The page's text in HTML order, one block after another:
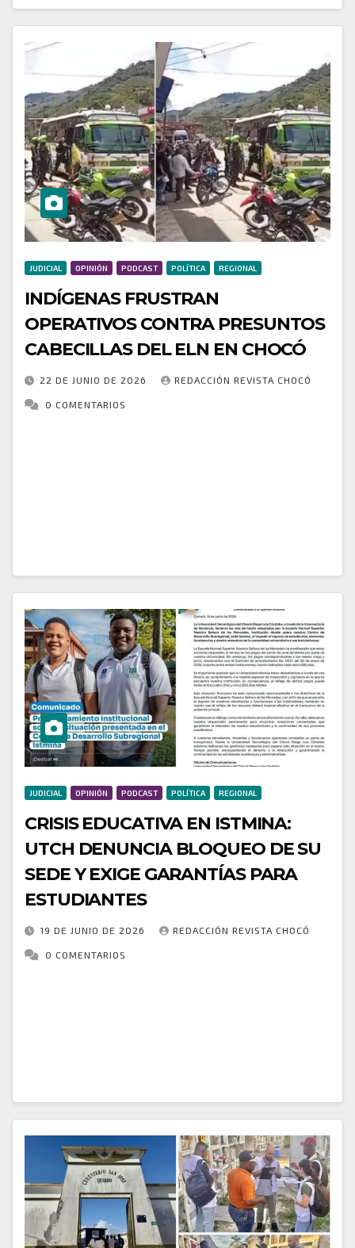
JUDICIAL OPINIÓN PODCAST POLÍTICA REGIONAL
INDÍGENAS FRUSTRAN
OPERATIVOS CONTRA PRESUNTOS
CABECILLAS DEL ELN EN CHOCÓ
22 DE JUNIO DE 2026 REDACCIÓN REVISTA CHOCÓ
0 COMENTARIOS
JUDICIAL OPINIÓN PODCAST POLÍTICA REGIONAL
CRISIS EDUCATIVA EN ISTMINA:
UTCH DENUNCIA BLOQUEO DE SU
SEDE Y EXIGE GARANTÍAS PARA
ESTUDIANTES
19 DE JUNIO DE 2026 REDACCIÓN REVISTA CHOCÓ
0 COMENTARIOS